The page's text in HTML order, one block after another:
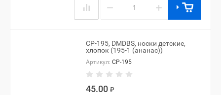
− +
CP-195, DMDBS, носки детские,
хлопок (195-1 (ананас))
Артикул: CP-195
45.00 ₽